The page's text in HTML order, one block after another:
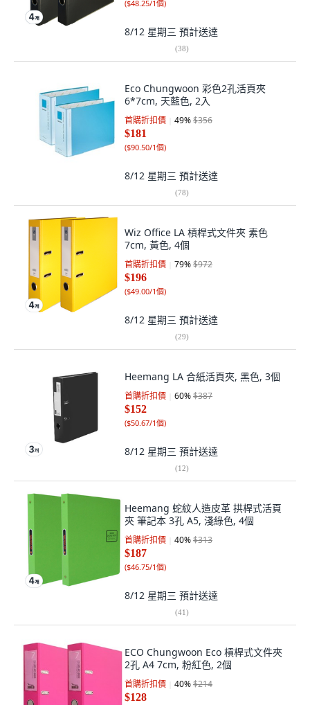
($48.25/1個)
8/12 星期三 預計送達
(38)
Eco Chungwoon 彩色2孔活頁夾
6*7cm, 天藍色, 2入
首購折扣價 49%$356
$181
($90.50/1個)
8/12 星期三 預計送達
(78)
Wiz Office LA 槓桿式文件夾 素色
7cm, 黃色, 4個
首購折扣價 79%$972
$196
($49.00/1個)
8/12 星期三 預計送達
(29)
Heemang LA 合紙活頁夾, 黑色, 3個
首購折扣價 60%$387
$152
($50.67/1個)
8/12 星期三 預計送達
(12)
Heemang 蛇紋人造皮革 拱桿式活頁
夾 筆記本 3孔 A5, 淺綠色, 4個
首購折扣價 40%$313
$187
($46.75/1個)
8/12 星期三 預計送達
(41)
ECO Chungwoon Eco 槓桿式文件夾
2孔 A4 7cm, 粉紅色, 2個
首購折扣價 40%$214
$128